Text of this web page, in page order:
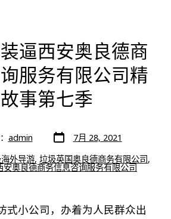
逼西安奥良德商
服务有限公司精
事第七季
admin 文
章
期
7月 28, 2021
外导游, 垃圾英国奥良德商务有限公司,
安奥良德商务信息咨询服务有限公司
式小公司，办着为人民群众出